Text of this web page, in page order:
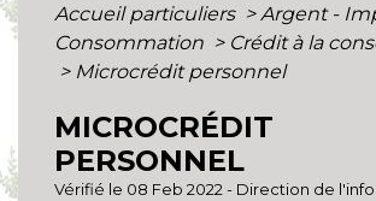
Accueil particuliers > Argent -
Consommation > Crédit à la
> Microcrédit personnel
MICROCRÉDIT
PERSONNEL
Vérifié le 08 Feb 2022 - Direction de